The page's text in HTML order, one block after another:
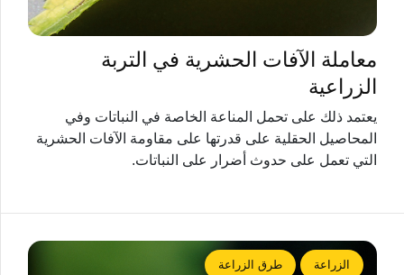
معاملة الآفات الحشرية في التربة
الزراعية
يعتمد ذلك على تحمل المناعة الخاصة في النباتات وفي
المحاصيل الحقلية على قدرتها على مقاومة الآفات الحشرية
التي تعمل على حدوث أضرار على النباتات.
الزراعة طرق الزراعة